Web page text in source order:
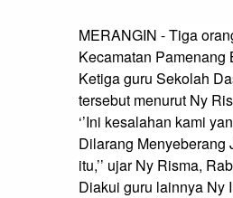
MERANGIN - Tiga
Kecamatan Pamenang
Ketiga guru Sekolah
tersebut menurut Ny
‘’Ini kesalahan kami
Dilarang Menyeberang
itu,’’ ujar Ny Risma,
Diakui guru lainnya Ny